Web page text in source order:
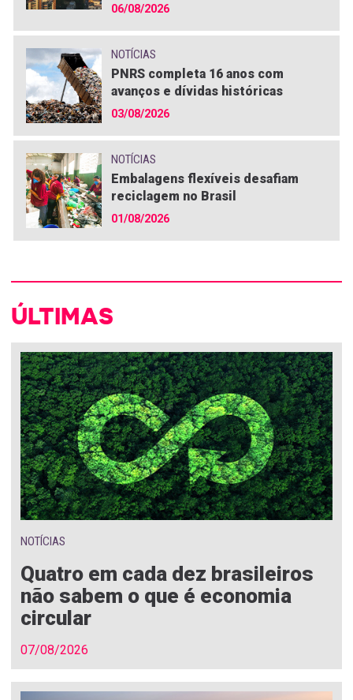
06/08/2026
NOTÍCIAS
PNRS completa 16 anos com
avanços e dívidas históricas
03/08/2026
NOTÍCIAS
Embalagens flexíveis desafiam
reciclagem no Brasil
01/08/2026
ÚLTIMAS
NOTÍCIAS
Quatro em cada dez brasileiros
não sabem o que é economia
circular
07/08/2026